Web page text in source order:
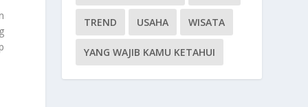
TREND USAHA WISATA
YANG WAJIB KAMU KETAHUI